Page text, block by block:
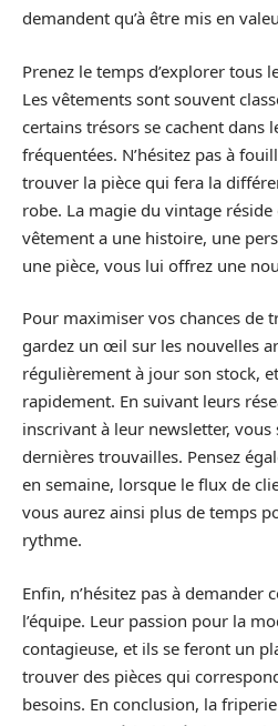
demandent qu’à être mis en
Prenez le temps d’explorer tous
Les vêtements sont souvent
certains trésors se cachent dans
fréquentées. N’hésitez pas à
trouver la pièce qui fera la
robe. La magie du vintage
vêtement a une histoire, une
une pièce, vous lui offrez une
Pour maximiser vos chances de
gardez un œil sur les nouvelles
régulièrement à jour son stock,
rapidement. En suivant leurs
inscrivant à leur newsletter,
dernières trouvailles. Pensez
en semaine, lorsque le flux de
vous aurez ainsi plus de temps
rythme.
Enfin, n’hésitez pas à demander
l’équipe. Leur passion pour la
contagieuse, et ils se feront un
trouver des pièces qui
besoins. En conclusion, la